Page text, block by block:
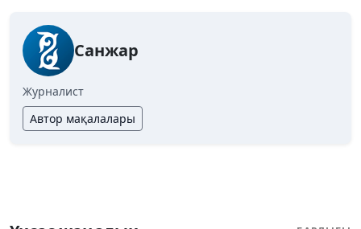
Санжар
Журналист
Автор мақалалары